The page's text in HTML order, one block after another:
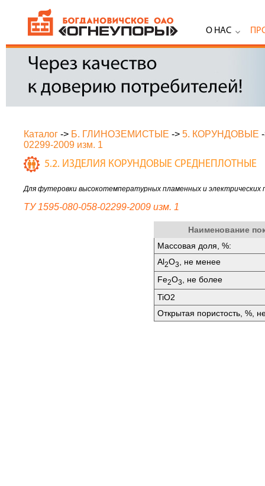
О НАС
Каталог -> Б. ГЛИНОЗЕМИСТЫЕ -> 5. КОРУНДОВЫЕ
02299-2009 изм. 1
5.2. ИЗДЕЛИЯ КОРУНДОВЫЕ СРЕДНЕПЛОТНЫЕ
Для футеровки высокотемпературных пламенных и электрических
ТУ 1595-080-058-02299-2009 изм. 1
Наименование
Массовая доля, %:
Аl2O3
, не менее
Fе2O3
, не более
TiO2
Открытая пористость, %,